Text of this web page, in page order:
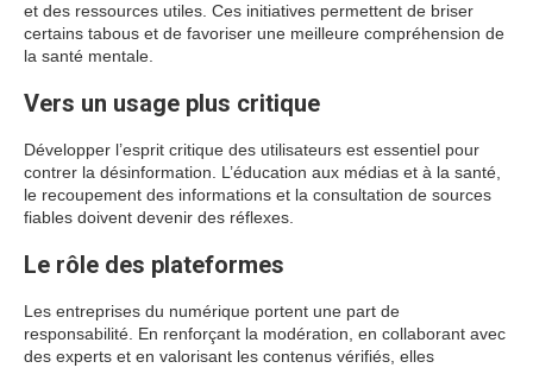
et des ressources utiles. Ces initiatives permettent de briser
certains tabous et de favoriser une meilleure compréhension de
la santé mentale.
Vers un usage plus critique
Développer l’esprit critique des utilisateurs est essentiel pour
contrer la désinformation. L’éducation aux médias et à la santé,
le recoupement des informations et la consultation de sources
fiables doivent devenir des réflexes.
Le rôle des plateformes
Les entreprises du numérique portent une part de
responsabilité. En renforçant la modération, en collaborant avec
des experts et en valorisant les contenus vérifiés, elles